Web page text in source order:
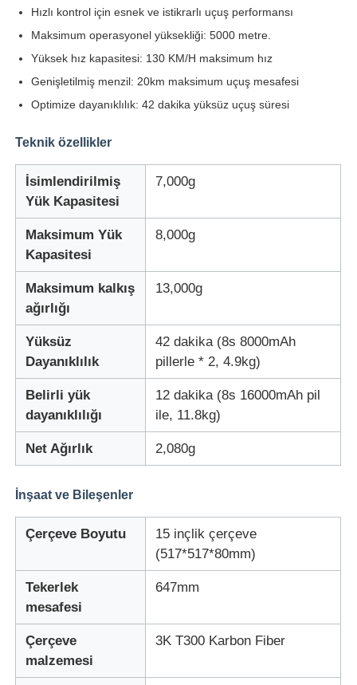
Fabrika turu
Bizimle iletişime geçin
Haberler
Durumlar
Teklif Et
Endüstriyel drone
Tarım İlaçlama Uçağı
FPV drone
Drone Parçaları
termal görüntüleme dürbünü
Lazer menzil bulucu
Hızlı kontrol için esnek ve istikrarlı uçuş performansı
Maksimum operasyonel yüksekliği: 5000 metre.
Yüksek hız kapasitesi: 130 KM/H maksimum hız
Genişletilmiş menzil: 20km maksimum uçuş mesafesi
Optimize dayanıklılık: 42 dakika yüksüz uçuş süresi
Teknik özellikler
İsimlendirilmiş
Yük Kapasitesi
7,000g
Maksimum Yük
Kapasitesi
8,000g
Maksimum kalkış
ağırlığı
13,000g
Yüksüz
Dayanıklılık
42 dakika (8s 8000mAh
pillerle * 2, 4.9kg)
Belirli yük
dayanıklılığı
12 dakika (8s 16000mAh pil
ile, 11.8kg)
Net Ağırlık 2,080g
İnşaat ve Bileşenler
Çerçeve Boyutu
15 inçlik çerçeve
(517*517*80mm)
Tekerlek
mesafesi
647mm
Çerçeve
malzemesi
3K T300 Karbon Fiber